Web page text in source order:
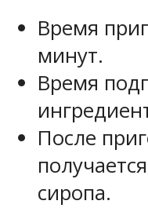
Время
минут.
Время
После
сиропа.